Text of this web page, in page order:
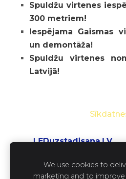
Spuldžu virtenes
300 metriem!
Iespējama Gaismas
un demontāža!
Spuldžu virtenes
Latvijā!
reģ. nr. 41203073845
We use cookies to
marketing and to improve